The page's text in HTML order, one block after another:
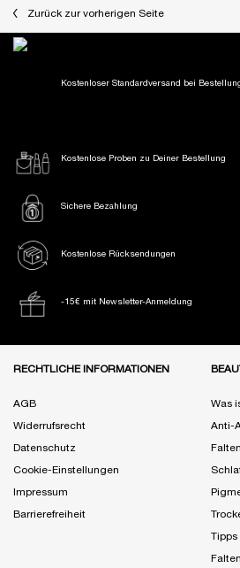
Zurück zur vorherigen Seite
Kostenloser Standardversand bei
Kostenlose Proben zu Deiner Bestellung
Sichere Bezahlung
Kostenlose Rücksendungen
-15€ mit Newsletter-Anmeldung
RECHTLICHE INFORMATIONEN
AGB
Widerrufsrecht
Datenschutz
Cookie-Einstellungen
Impressum
Barrierefreiheit
Was
Anti-